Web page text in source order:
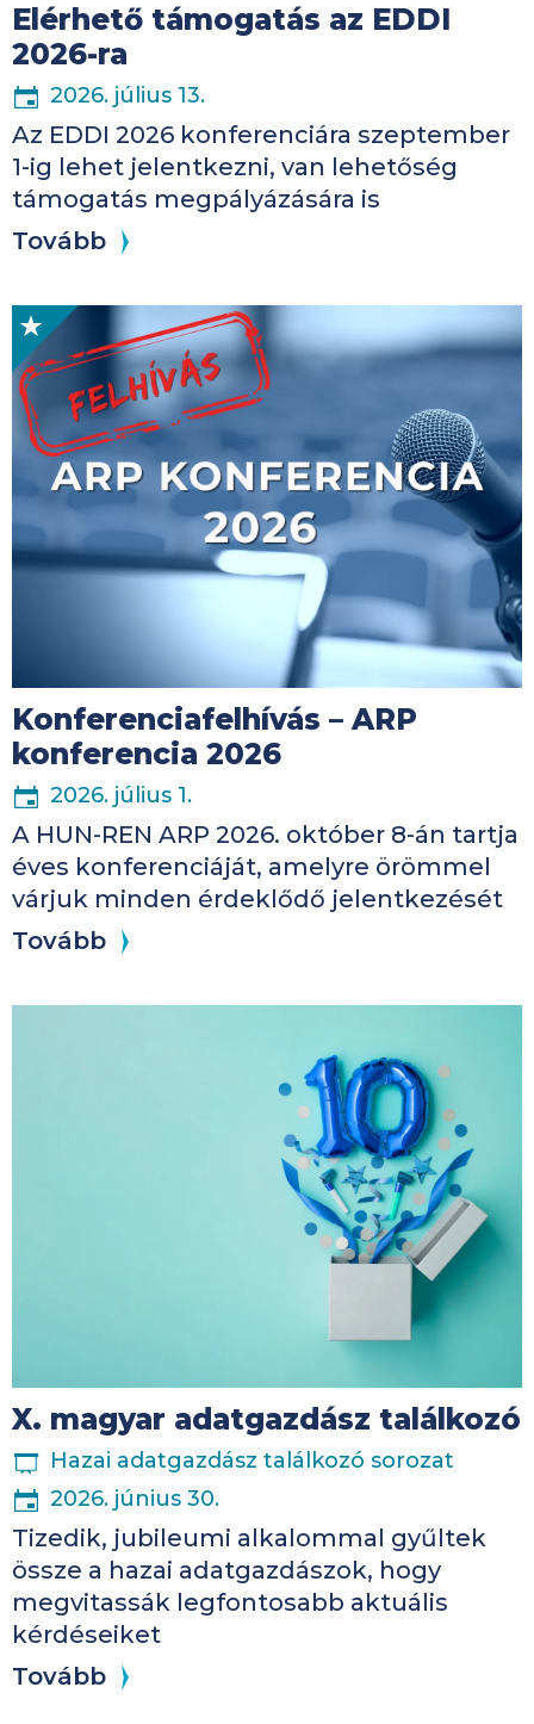
Elérhető támogatás az EDDI
2026-ra
2026. július 13.
Az EDDI 2026 konferenciára szeptember
1-ig lehet jelentkezni, van lehetőség
támogatás megpályázására is
Tovább
Kép
Konferenciafelhívás – ARP
konferencia 2026
2026. július 1.
A HUN-REN ARP 2026. október 8-án tartja
éves konferenciáját, amelyre örömmel
várjuk minden érdeklődő jelentkezését
Tovább
X. magyar adatgazdász találkozó
ESEMÉNYSOROZAT
Hazai adatgazdász találkozó sorozat
2026. június 30.
Tizedik, jubileumi alkalommal gyűltek
össze a hazai adatgazdászok, hogy
megvitassák legfontosabb aktuális
kérdéseiket
Tovább